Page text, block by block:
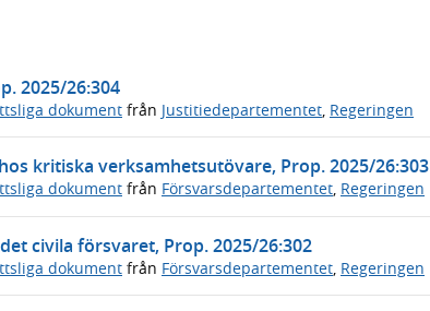
2025/26:304
dokument från Justitiedepartementet Regeringen
kritiska verksamhetsutövare, Prop. 2025/26:303
dokument från Försvarsdepartementet, Regeringen
civila försvaret, Prop. 2025/26:302
dokument från Försvarsdepartementet, Regeringen